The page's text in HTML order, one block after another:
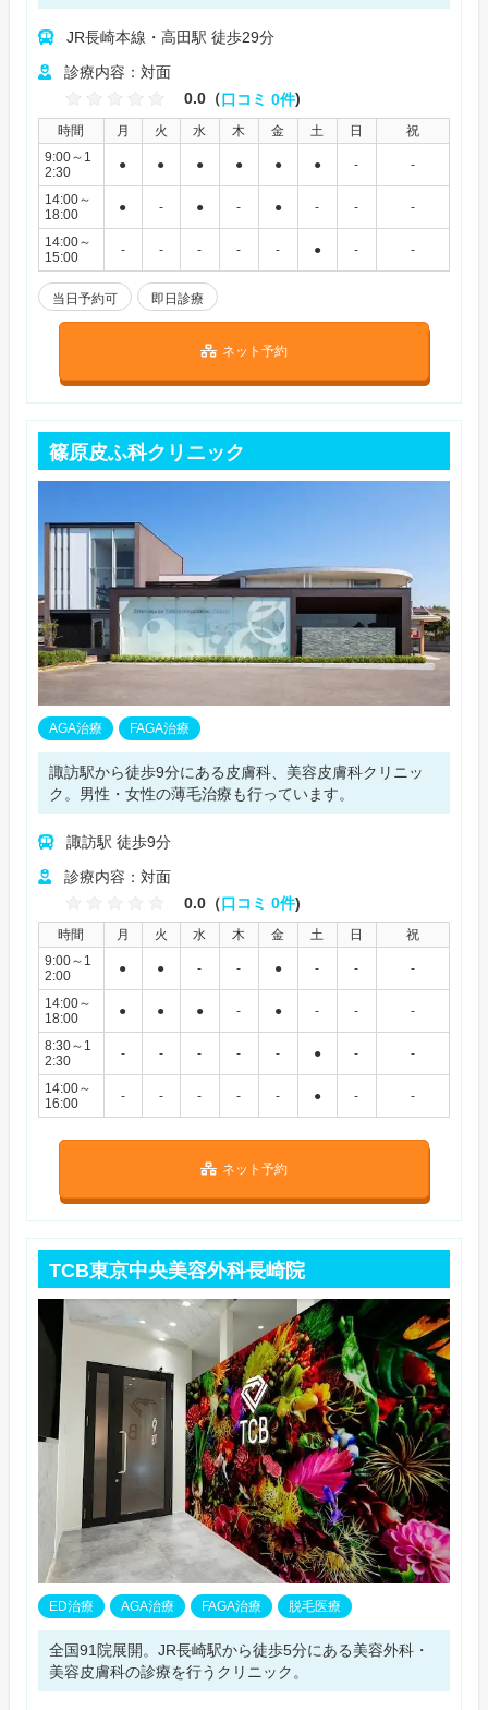
JR長崎本線・高田駅 徒歩29分
診療内容：対面
0.0（口コミ 0件)
時間 月 火 水 木 金 土 日
祝
9:00～1
2:30
● ● ● ● ● ● - -
14:00～
18:00
● - ● - ● - - -
14:00～
15:00
- - - - - ● - -
当日予約可 即日診療
ネット予約
篠原皮ふ科クリニック
AGA治療 FAGA治療
諏訪駅から徒歩9分にある皮膚科、美容皮膚科クリニッ
ク。男性・女性の薄毛治療も行っています。
諏訪駅 徒歩9分
診療内容：対面
0.0（口コミ 0件)
時間 月 火 水 木 金 土 日
祝
9:00～1
2:00
● ● - - ● - - -
14:00～
18:00
● ● ● - ● - - -
8:30～1
2:30
- - - - - ● - -
14:00～
16:00
- - - - - ● - -
ネット予約
TCB東京中央美容外科長崎院
ED治療 AGA治療 FAGA治療 脱毛医療
全国91院展開。JR長崎駅から徒歩5分にある美容外科・
美容皮膚科の診療を行うクリニック。